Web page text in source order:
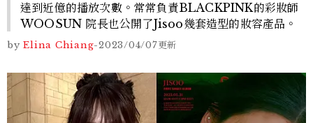
達到近億的播放次數。常常負責BLACKPINK的彩妝師
WOOSUN 院長也公開了Jisoo幾套造型的妝容產品。
by Elina Chiang-2023/04/07更新